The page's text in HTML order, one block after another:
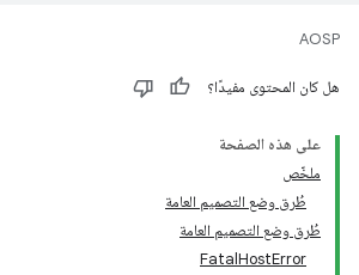
AOSP
هل كان المحتوى مفيدًا؟
على هذه الصفحة
ملخّص
طُرق وضع التصميم العامة
طُرق وضع التصميم العامة
FatalHostError